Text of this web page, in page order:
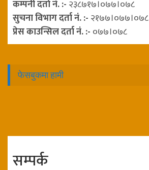
कम्पनी दर्ता नं. :- २३८७१७।०७७।०७८
सुचना विभाग दर्ता नं. :- २१७७।०७७।०७८
प्रेस काउन्सिल दर्ता नं. :- ०७७।०७८
फेसबुकमा हामी
सम्पर्क